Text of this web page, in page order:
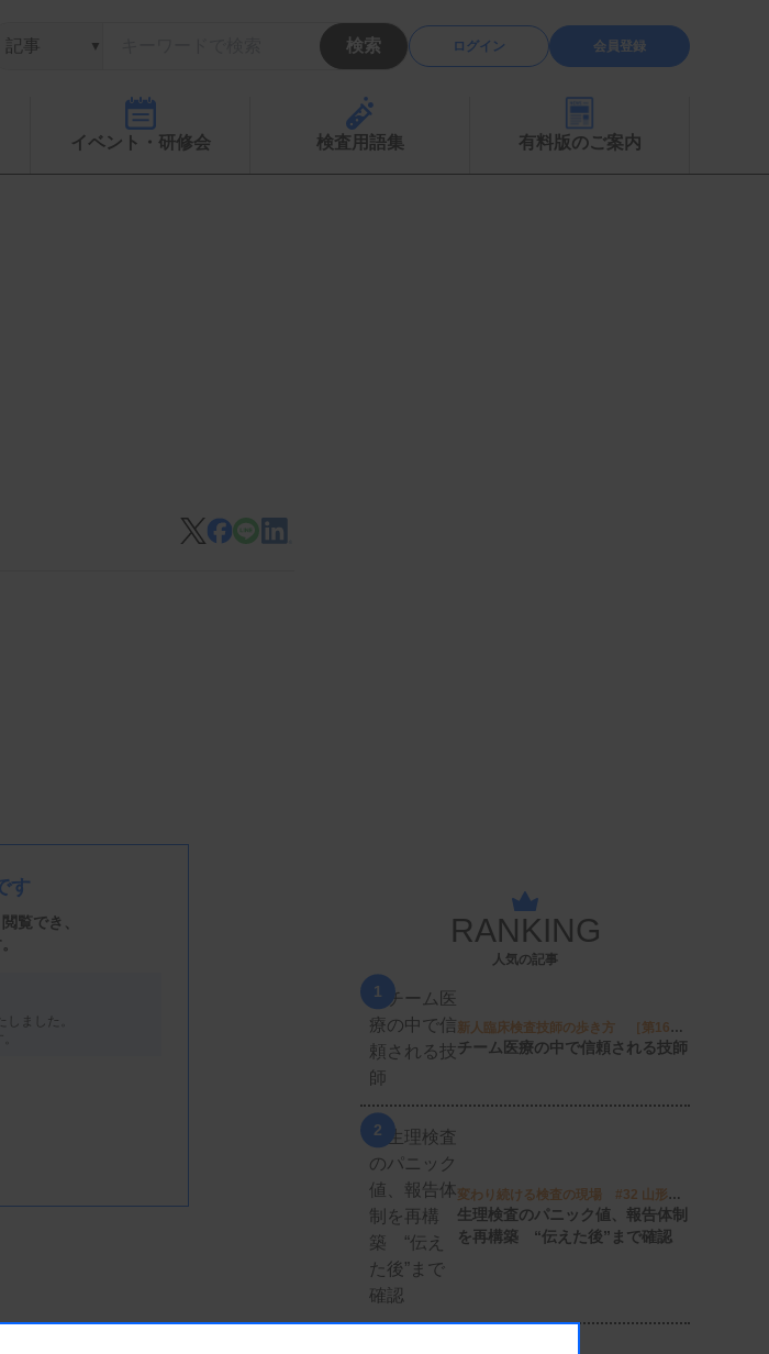
▼ 検索 ログイン 会員登録
イベント・研修会 検査用語集 有料版のご案内
す
覧でき、
ました。
RANKING
人気の記事
1
新人臨床検査技師の歩き方 ［第16
回］
チーム医療の中で信頼される技師
2
変わり続ける検査の現場 #32 山形済
生病院
生理検査のパニック値、報告体制
を再構築 “伝えた後”まで確認